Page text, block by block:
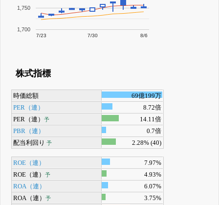
7/23 7/30 8/6
1,700
1,750
株式指標
時価総額
69億199万
PER（連）
8.72倍
PER（連）予
14.11倍
PBR（連）
0.7倍
配当利回り 予 2.28% (40)
ROE（連）
7.97%
ROE（連）予
4.93%
ROA（連）
6.07%
ROA（連）予
3.75%